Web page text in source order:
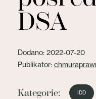
DSA
Dodano: 2022-07-20
Publikator:
Kategorie: IDD